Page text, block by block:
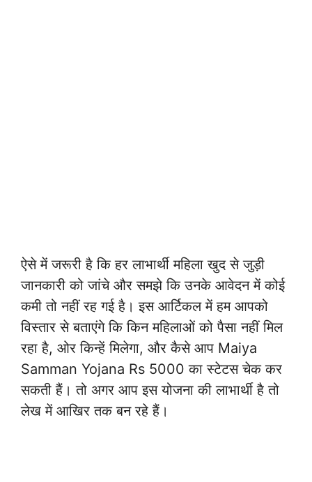
ऐसे में जरूरी है कि हर लाभार्थी महिला खुद से जुड़ी
जानकारी को जांचे और समझे कि उनके आवेदन में कोई
कमी तो नहीं रह गई है। इस आर्टिकल में हम आपको
विस्तार से बताएंगे कि किन महिलाओं को पैसा नहीं मिल
रहा है, ओर किन्हें मिलेगा, और कैसे आप Maiya
Samman Yojana Rs 5000 का स्टेटस चेक कर
सकती हैं। तो अगर आप इस योजना की लाभार्थी है तो
लेख में आखिर तक बन रहे हैं।